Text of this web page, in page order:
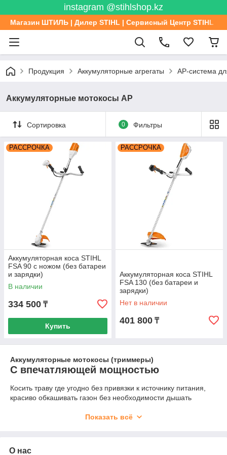
instagram @stihlshop.kz
Магазин ШТИЛЬ | Дилер STIHL | Сервисный Центр STIHL
Продукция Аккумуляторные агрегаты AP-система
Аккумуляторные мотокосы AP
Сортировка 0 Фильтры
РАССРОЧКА
Аккумуляторная коса STIHL
FSA 90 с ножом (без батареи
и зарядки)
В наличии
334 500 ₸
Купить
РАССРОЧКА
Аккумуляторная коса STIHL
FSA 130 (без батареи и
зарядки)
Нет в наличии
401 800 ₸
Аккумуляторные мотокосы (триммеры)
С впечатляющей мощностью
Косить траву где угодно без привязки к источнику питания,
красиво обкашивать газон без необходимости дышать
бесшумной и эффективной работой Вам помогут
Наши аккумуляторные косы созданы по инновационным
Показать всё
О нас